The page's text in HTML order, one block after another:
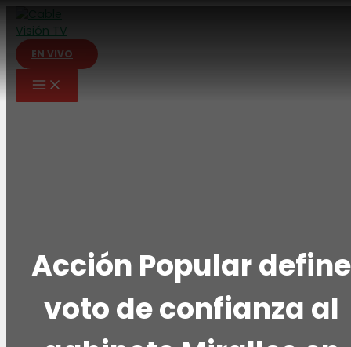
contenido
EN VIVO
Acción Popular define
voto de confianza al